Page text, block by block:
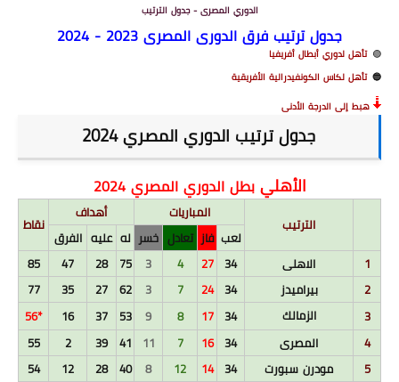
الدوري المصرى - جدول الترتيب
جدول ترتيب فرق الدورى المصرى 2023 - 2024
🟢 تأهل لدوري أبطال أفريفيا
🔵 تأهل لكاس الكونفيدرالية الأفريقية
هبط إلى الدرجة الأدنى
جدول ترتيب الدوري المصري 2024
الأهليبطل الدوري المصري 2024
الترتيب
المباريات أهداف
نقاط
لعب فاز تعادل خسر له عليه الفرق
1
الاهلى 34
27
4
3
75
28
47
85
2
بيراميدز 34
24
7
3
62
27
35
77
3
الزمالك 34
17
8
9
53
37
16
*56
4
المصرى 34
16
7
11
41
39
2
55
5
مودرن سبورت 34
14
12
8
40
28
12
54